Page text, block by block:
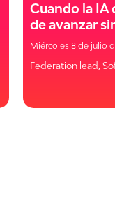
Cuando la IA
de avanzar
Miércoles 8 de julio
Federation lead,